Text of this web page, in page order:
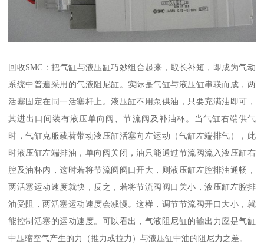
回收SMC：把气缸与液压缸巧妙组合起来，取长补短，即成为气动
系统中普遍采用的气液阻尼缸。实际是气缸与液压缸串联而成，两
活塞固定在同一活塞杆上。液压缸不用泵供油，只要充满油即可，
其进出口间装有液压单向阀、节流阀及补油杯。当气缸右端供气
时，气缸克服载荷带动液压缸活塞向左运动（气缸左端排气），此
时液压缸左端排油，单向阀关闭，油只能通过节流阀流入液压缸右
腔及油杯内，这时若将节流阀阀口开大，则液压缸左腔排油通畅，
两活塞运动速度就快，反之，若将节流阀阀口关小，液压缸左腔排
油受阻，两活塞运动速度会减慢。这样，调节节流阀开口大小，就
能控制活塞的运动速度。可以看出，气液阻尼缸的输出力应是气缸
中压缩空气产生的力（推力或拉力）与液压缸中油的阻尼力之差。